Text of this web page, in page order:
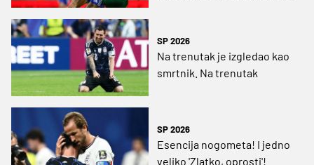
SP 2026
Na trenutak je izgledao kao
smrtnik. Na trenutak
SP 2026
Esencija nogometa! I jedno
veliko 'Zlatko, oprosti'!